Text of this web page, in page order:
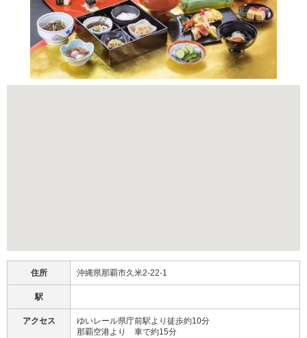
住所 沖縄県那覇市久米2-22-1
駅
アクセス
ゆいレール県庁前駅より徒歩約10分
那覇空港より 車で約15分